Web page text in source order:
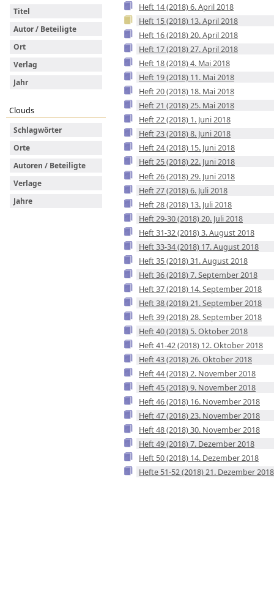
Titel
Autor / Beteiligte
Ort
Verlag
Jahr
Clouds
Schlagwörter
Orte
Autoren / Beteiligte
Verlage
Jahre
Heft 14 (2018) 6. April 2018
Heft 15 (2018) 13. April 2018
Heft 16 (2018) 20. April 2018
Heft 17 (2018) 27. April 2018
Heft 18 (2018) 4. Mai 2018
Heft 19 (2018) 11. Mai 2018
Heft 20 (2018) 18. Mai 2018
Heft 21 (2018) 25. Mai 2018
Heft 22 (2018) 1. Juni 2018
Heft 23 (2018) 8. Juni 2018
Heft 24 (2018) 15. Juni 2018
Heft 25 (2018) 22. Juni 2018
Heft 26 (2018) 29. Juni 2018
Heft 27 (2018) 6. Juli 2018
Heft 28 (2018) 13. Juli 2018
Heft 29-30 (2018) 20. Juli 2018
Heft 31-32 (2018) 3. August 2018
Heft 33-34 (2018) 17. August 2018
Heft 35 (2018) 31. August 2018
Heft 36 (2018) 7. September 2018
Heft 37 (2018) 14. September 2018
Heft 38 (2018) 21. September 2018
Heft 39 (2018) 28. September 2018
Heft 40 (2018) 5. Oktober 2018
Heft 41-42 (2018) 12. Oktober 2018
Heft 43 (2018) 26. Oktober 2018
Heft 44 (2018) 2. November 2018
Heft 45 (2018) 9. November 2018
Heft 46 (2018) 16. November 2018
Heft 47 (2018) 23. November 2018
Heft 48 (2018) 30. November 2018
Heft 49 (2018) 7. Dezember 2018
Heft 50 (2018) 14. Dezember 2018
Hefte 51-52 (2018) 21. Dezember 2018